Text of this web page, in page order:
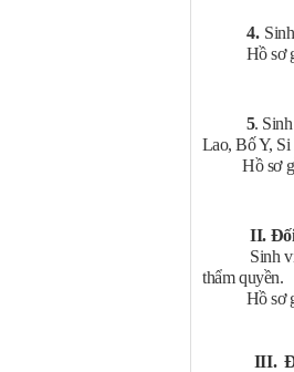
4.
Hồ sơ
5.
Lao, Bố Y, Si
Hồ sơ
II. Đối
Sinh viên
thẩm quyền.
Hồ sơ
- Giấy
III.